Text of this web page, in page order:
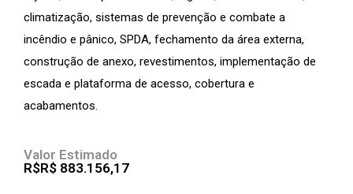
climatização, sistemas de prevenção e combate a
incêndio e pânico, SPDA, fechamento da área externa,
construção de anexo, revestimentos, implementação de
escada e plataforma de acesso, cobertura e
acabamentos.
Valor Estimado
R$R$ 883.156,17